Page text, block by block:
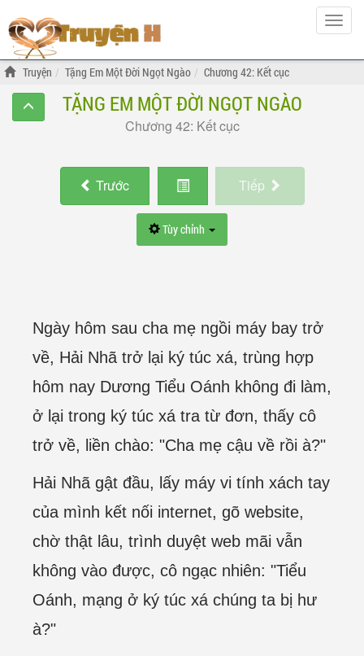
Hiện
menu
Truyện Tặng Em Một Đời Ngọt Ngào Chương 42: Kết cục
TẶNG EM MỘT ĐỜI NGỌT NGÀO
Chương 42: Kết cục
Trước Tiếp
Tùy chỉnh
Ngày hôm sau cha mẹ ngồi máy bay trở
về, Hải Nhã trở lại ký túc xá, trùng hợp
hôm nay Dương Tiểu Oánh không đi làm,
ở lại trong ký túc xá tra từ đơn, thấy cô
trở về, liền chào: "Cha mẹ cậu về rồi à?"
Hải Nhã gật đầu, lấy máy vi tính xách tay
của mình kết nối internet, gõ website,
chờ thật lâu, trình duyệt web mãi vẫn
không vào được, cô ngạc nhiên: "Tiểu
Oánh, mạng ở ký túc xá chúng ta bị hư
à?"